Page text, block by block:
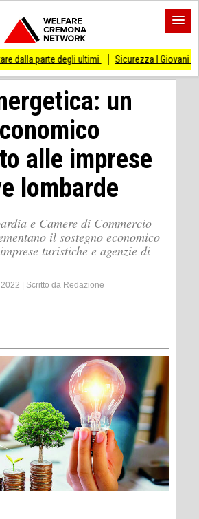
degli ultimi Sicurezza I Giovani Democratici
un
alle imprese
lombarde
e Camere di Commercio
il sostegno economico
turistiche e agenzie di
Scritto da Redazione